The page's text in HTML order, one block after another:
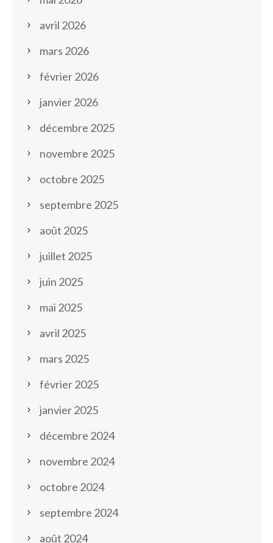
avril 2026
mars 2026
février 2026
janvier 2026
décembre 2025
novembre 2025
octobre 2025
septembre 2025
août 2025
juillet 2025
juin 2025
mai 2025
avril 2025
mars 2025
février 2025
janvier 2025
décembre 2024
novembre 2024
octobre 2024
septembre 2024
août 2024